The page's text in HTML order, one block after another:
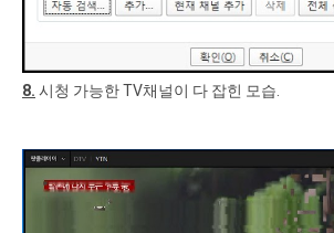
8. 시청 가능한 TV채널이 다 잡힌 모습.